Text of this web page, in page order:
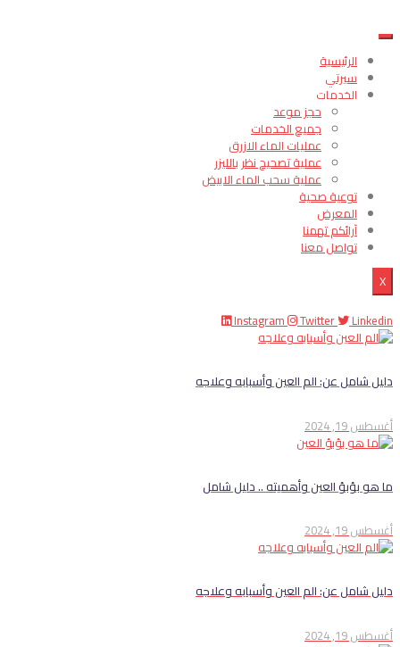
الرئيسية
سيرتي
الخدمات
حجز موعد
جميع الخدمات
عمليات الماء الازرق
عملية تصحيح نظر بالليزر
عملية سحب الماء الابيض
توعية صحية
المعرض
آرائكم تهمنا
تواصل معنا
X
Instagram Twitter Linkedin
دليل شامل عن: الم العين وأسبابه وعلاجه
أغسطس 19, 2024
ما هو بؤبؤ العين وأهميته .. دليل شامل
أغسطس 19, 2024
دليل شامل عن: الم العين وأسبابه وعلاجه
أغسطس 19, 2024